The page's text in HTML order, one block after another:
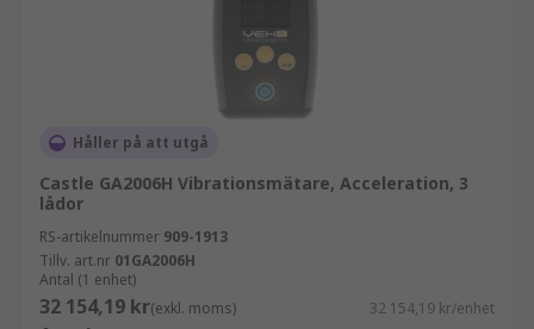
Håller på att utgå
Castle GA2006H Vibrationsmätare, Acceleration, 3
lådor
RS-artikelnummer 909-1913
Tillv. art.nr 01GA2006H
Antal (1 enhet)
32 154,19 kr(exkl. moms) 32 154,19 kr/enhet